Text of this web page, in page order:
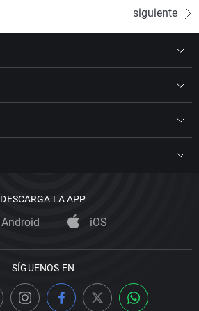
siguiente
DESCARGA LA APP
Android iOS
SÍGUENOS EN